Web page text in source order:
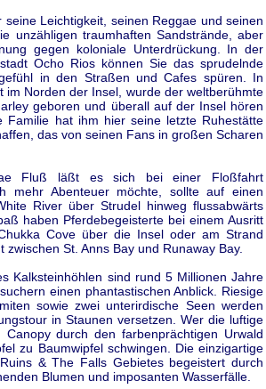
Leichtigkeit, seinen Reggae und seinen
unzähligen traumhaften Sandstrände, aber
gegen koloniale Unterdrückung. In der
Ocho Rios können Sie das sprudelnde
in den Straßen und Cafes spüren. In
im Norden der Insel, wurde der weltberühmte
geboren und überall auf der Insel hören
Familie hat ihm hier seine letzte Ruhestätte
das von seinen Fans in großen Scharen
Fluß läßt es sich bei einer Floßfahrt
mehr Abenteuer möchte, sollte auf einen
River über Strudel hinweg flussabwärts
haben Pferdebegeisterte bei einem Ausritt
Cove über die Insel oder am Strand
zwischen St. Anns Bay und Runaway Bay.
Kalksteinhöhlen sind rund 5 Millionen Jahre
einen phantastischen Anblick. Riesige
sowie zwei unterirdische Seen werden
in Staunen versetzen. Wer die luftige
durch den farbenprächtigen Urwald
zu Baumwipfel schwingen. Die einzigartige
& The Falls Gebietes begeistert durch
Blumen und imposanten Wasserfälle.